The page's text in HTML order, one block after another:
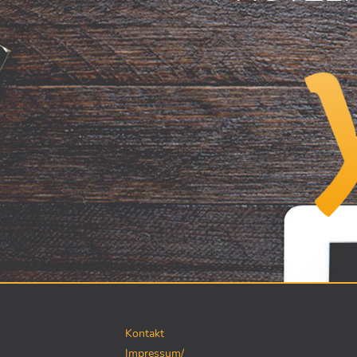
Kontakt
Impressum/